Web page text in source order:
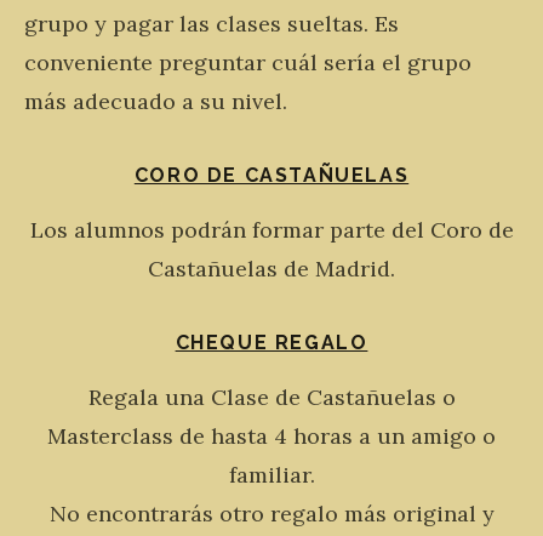
grupo y pagar las clases sueltas. Es
conveniente preguntar cuál sería el grupo
más adecuado a su nivel.
CORO DE CASTAÑUELAS
Los alumnos podrán formar parte del Coro de
Castañuelas de Madrid.
CHEQUE REGALO
Regala una Clase de Castañuelas o
Masterclass de hasta 4 horas a un amigo o
familiar.
No encontrarás otro regalo más original y